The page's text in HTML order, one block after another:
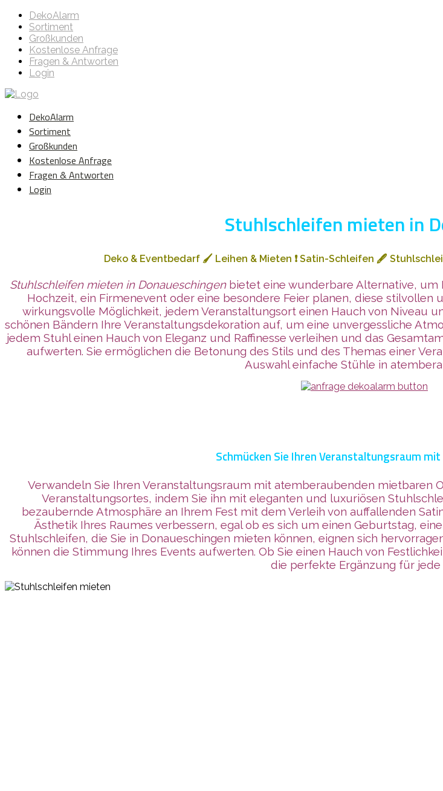
DekoAlarm
Sortiment
Großkunden
Kostenlose Anfrage
Fragen & Antworten
Login
DekoAlarm
Sortiment
Großkunden
Kostenlose Anfrage
Fragen & Antworten
Login
Stuhlschleifen mieten in
Deko & Eventbedarf 🖌️ Leihen & Mieten ❗Satin-Schleifen 🖋️
Stuhlschleifen mieten in Donaueschingenbietet eine wunderbare Alternative, um
Hochzeit, ein Firmenevent oder eine besondere Feier planen, diese
wirkungsvolle Möglichkeit, jedem Veranstaltungsort einen Hauch von Niveau
schönen Bändern Ihre Veranstaltungsdekoration auf, um eine unvergessliche
jedem Stuhl einen Hauch von Eleganz und Raffinesse verleihen und das
aufwerten. Sie ermöglichen die Betonung des Stils und des Themas einer
Auswahl einfache Stühle in
Schmücken Sie Ihren Veranstaltungsraum
Verwandeln Sie Ihren Veranstaltungsraum mit atemberaubenden mietbaren
Veranstaltungsortes, indem Sie ihn mit eleganten und luxuriösen
bezaubernde Atmosphäre an Ihrem Fest mit dem Verleih von auffallenden
Ästhetik Ihres Raumes verbessern, egal ob es sich um einen Geburtstag,
Stuhlschleifen, die Sie in Donaueschingen mieten können, eignen sich
können die Stimmung Ihres Events aufwerten. Ob Sie einen Hauch von
die perfekte Ergänzung für jede